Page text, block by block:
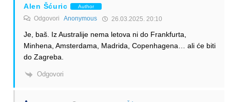
Alen Šćuric Author
Odgovori Anonymous 26.03.2025. 20:10
Je, baš. Iz Australije nema letova ni do Frankfurta,
Minhena, Amsterdama, Madrida, Copenhagena… ali će biti
do Zagreba.
Odgovori